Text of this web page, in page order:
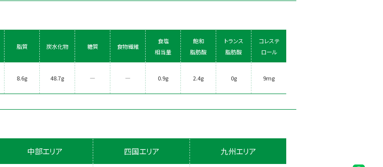
脂質 炭水化物 糖質 食物繊維
食塩
相当量
飽和
脂肪酸
トランス
脂肪酸
コレステ
ロール
8.6g 48.7g ― ― 0.9g 2.4g 0g 9mg
中部エリア 四国エリア 九州エリア